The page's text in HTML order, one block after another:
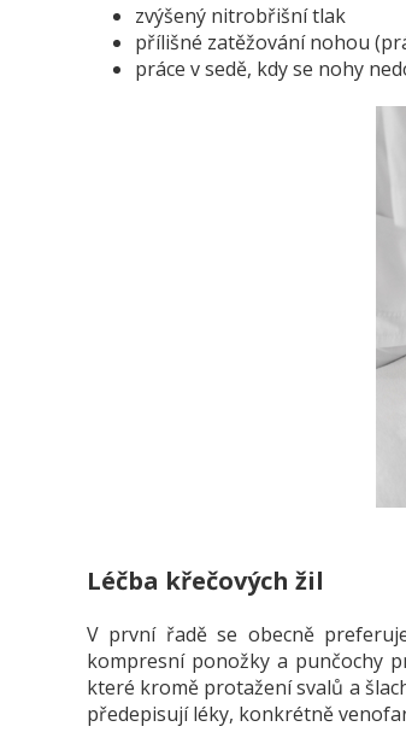
zvýšený nitrobřišní tlak
přílišné zatěžování nohou
práce v sedě, kdy se nohy
Léčba křečových žil
V první řadě se obecně
kompresní ponožky a punčochy
které kromě protažení svalů a
předepisují léky, konkrétně